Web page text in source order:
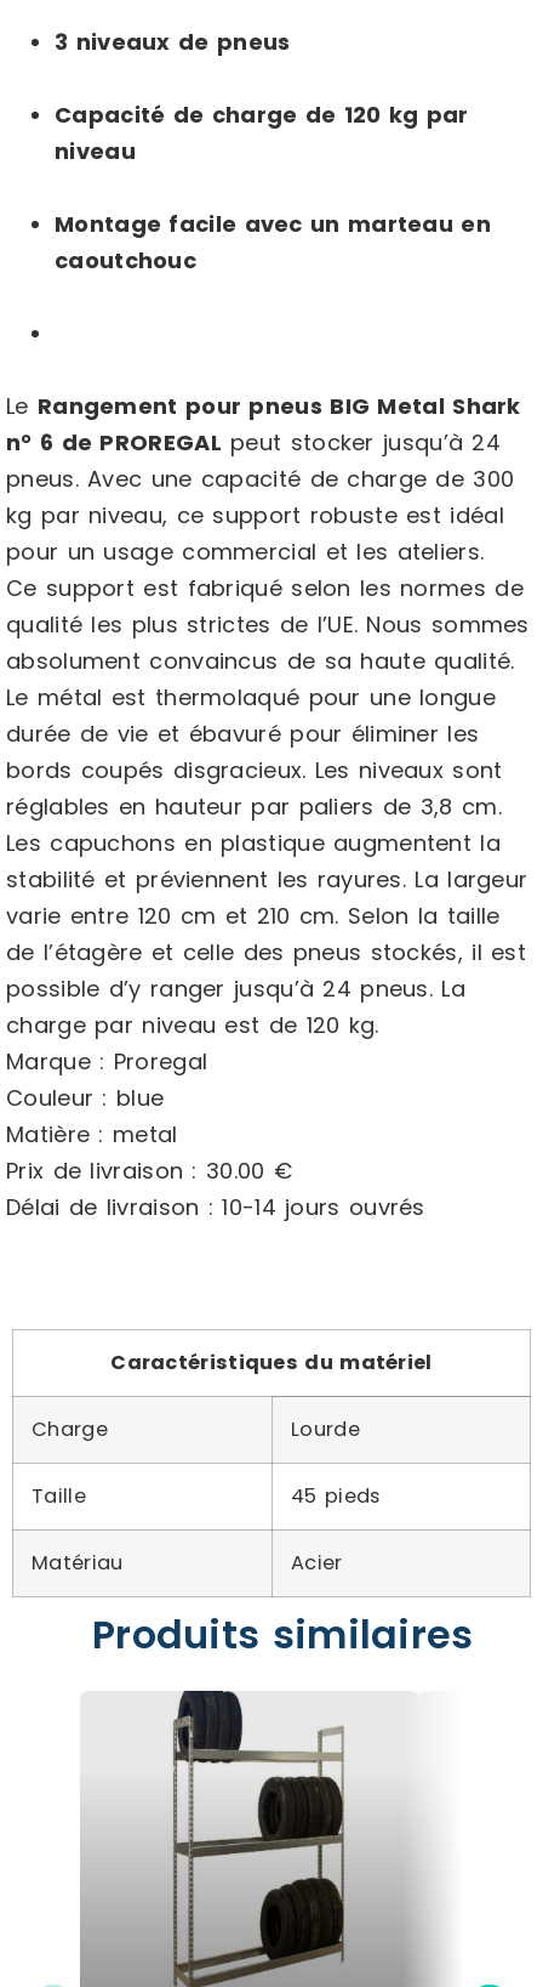
3 niveaux de pneus
Capacité de charge de 120 kg par
niveau
Montage facile avec un marteau en
caoutchouc
Le Rangement pour pneus BIG Metal Shark
n° 6 de PROREGAL peut stocker jusqu’à 24
pneus. Avec une capacité de charge de 300
kg par niveau, ce support robuste est idéal
pour un usage commercial et les ateliers.
Ce support est fabriqué selon les normes de
qualité les plus strictes de l’UE. Nous sommes
absolument convaincus de sa haute qualité.
Le métal est thermolaqué pour une longue
durée de vie et ébavuré pour éliminer les
bords coupés disgracieux. Les niveaux sont
réglables en hauteur par paliers de 3,8 cm.
Les capuchons en plastique augmentent la
stabilité et préviennent les rayures. La largeur
varie entre 120 cm et 210 cm. Selon la taille
de l’étagère et celle des pneus stockés, il est
possible d’y ranger jusqu’à 24 pneus. La
charge par niveau est de 120 kg.
Marque : Proregal
Couleur : blue
Matière : metal
Prix de livraison : 30.00 €
Délai de livraison : 10-14 jours ouvrés
Caractéristiques du matériel
Charge Lourde
Taille 45 pieds
Matériau Acier
Produits similaires